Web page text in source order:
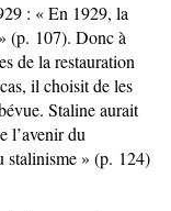
: « En 1929, la
(p. 107). Donc à
de la restauration
il choisit de les
Staline aurait
l’avenir du
stalinisme » (p. 124)